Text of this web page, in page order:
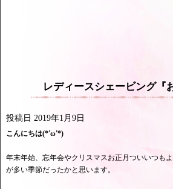
レディースシェービング『
投稿日 2019年1月9日
こんにちは(*'ω'*)
年末年始、忘年会やクリスマスお正月ついいつも
が多い季節だったかと思います。